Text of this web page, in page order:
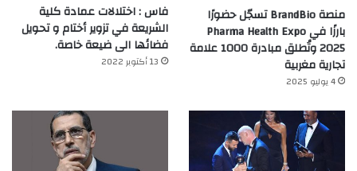
منصة BrandBio تسجّل حضورًا
بارزًا في Pharma Health Expo
2025 وتُطلق مبادرة 1000 علامة
تجارية مغربية
4 يوليو 2025
فاس : اختلالات عمادة كلية
الشريعة في تزوير أختام و تحويل
فضائها الى ضيعة خاصة.
13 أكتوبر 2022